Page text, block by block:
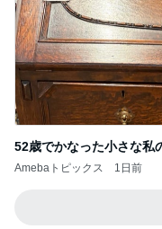
52歳でかなった小さな私
Amebaトピックス 1日前